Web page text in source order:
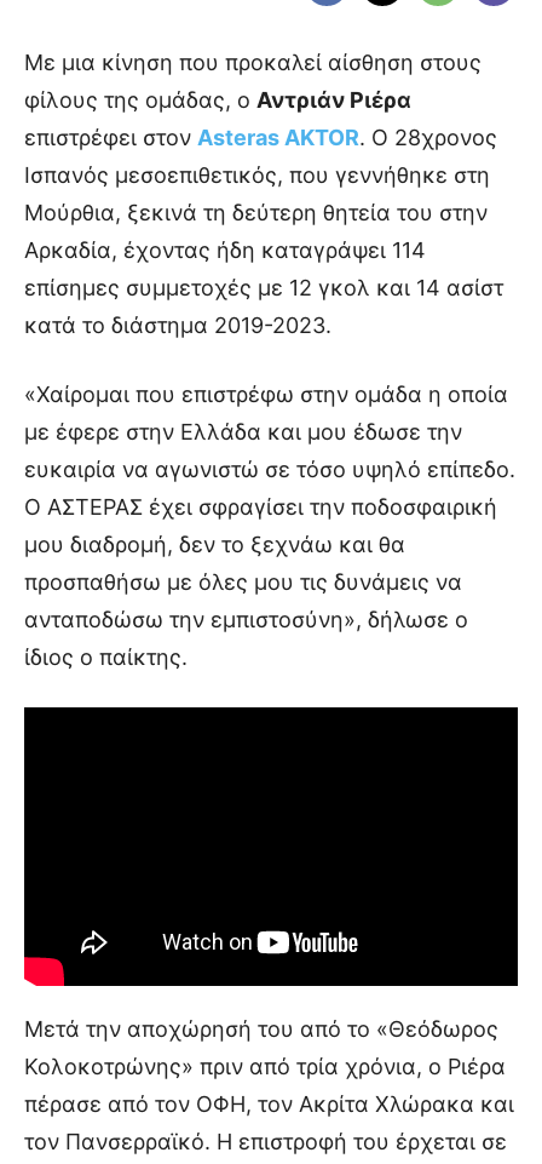
Με μια κίνηση που προκαλεί αίσθηση στους
φίλους της ομάδας, ο Αντριάν Ριέρα
επιστρέφει στον Asteras AKTOR. Ο 28χρονος
Ισπανός μεσοεπιθετικός, που γεννήθηκε στη
Μούρθια, ξεκινά τη δεύτερη θητεία του στην
Αρκαδία, έχοντας ήδη καταγράψει 114
επίσημες συμμετοχές με 12 γκολ και 14 ασίστ
κατά το διάστημα 2019-2023.
«Χαίρομαι που επιστρέφω στην ομάδα η οποία
με έφερε στην Ελλάδα και μου έδωσε την
ευκαιρία να αγωνιστώ σε τόσο υψηλό επίπεδο.
Ο ΑΣΤΕΡΑΣ έχει σφραγίσει την ποδοσφαιρική
μου διαδρομή, δεν το ξεχνάω και θα
προσπαθήσω με όλες μου τις δυνάμεις να
ανταποδώσω την εμπιστοσύνη», δήλωσε ο
ίδιος ο παίκτης.
Μετά την αποχώρησή του από το «Θεόδωρος
Κολοκοτρώνης» πριν από τρία χρόνια, ο Ριέρα
πέρασε από τον ΟΦΗ, τον Ακρίτα Χλώρακα και
τον Πανσερραϊκό. Η επιστροφή του έρχεται σε